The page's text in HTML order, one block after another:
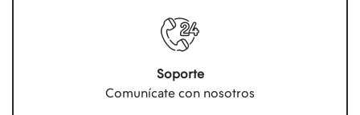
Soporte
Comunícate con nosotros